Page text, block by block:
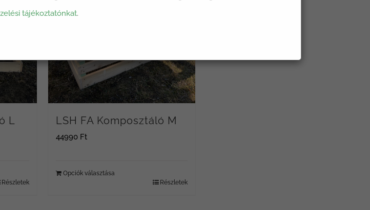
tájékoztatónkat.
L
Részletek
LSH FA Komposztáló M
44990 Ft
Opciók választása
Részletek